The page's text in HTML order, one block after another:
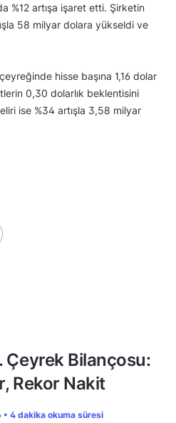
%12 artışa işaret etti. Şirketin
58 milyar dolara yükseldi ve
hisse başına 1,16 dolar
0,30 dolarlık beklentisini
ise %34 artışla 3,58 milyar
Çeyrek Bilançosu:
Rekor Nakit
4 dakika okuma süresi